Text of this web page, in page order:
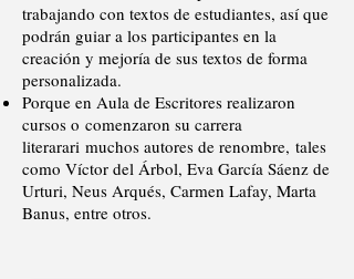
trabajando con textos de estudiantes, así que
podrán guiar a los participantes en la
creación y mejoría de sus textos de forma
personalizada.
Porque en Aula de Escritores realizaron
cursos o comenzaron su carrera
literarari muchos autores de renombre, tales
como Víctor del Árbol, Eva García Sáenz de
Urturi, Neus Arqués, Carmen Lafay, Marta
Banus, entre otros.